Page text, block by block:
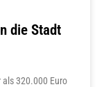
die Stadt
320.000 Euro